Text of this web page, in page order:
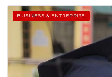
BUSINESS & ENTREPRISE